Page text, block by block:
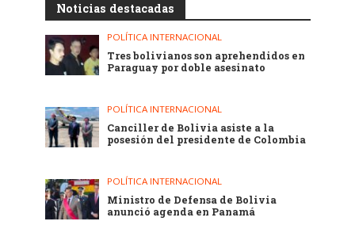
Noticias destacadas
POLÍTICA INTERNACIONAL
Tres bolivianos son aprehendidos en
Paraguay por doble asesinato
POLÍTICA INTERNACIONAL
Canciller de Bolivia asiste a la
posesión del presidente de Colombia
POLÍTICA INTERNACIONAL
Ministro de Defensa de Bolivia
anunció agenda en Panamá